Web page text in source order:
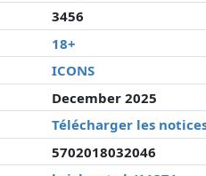
3456
18+
ICONS
December 2025
Télécharger les
5702018032046